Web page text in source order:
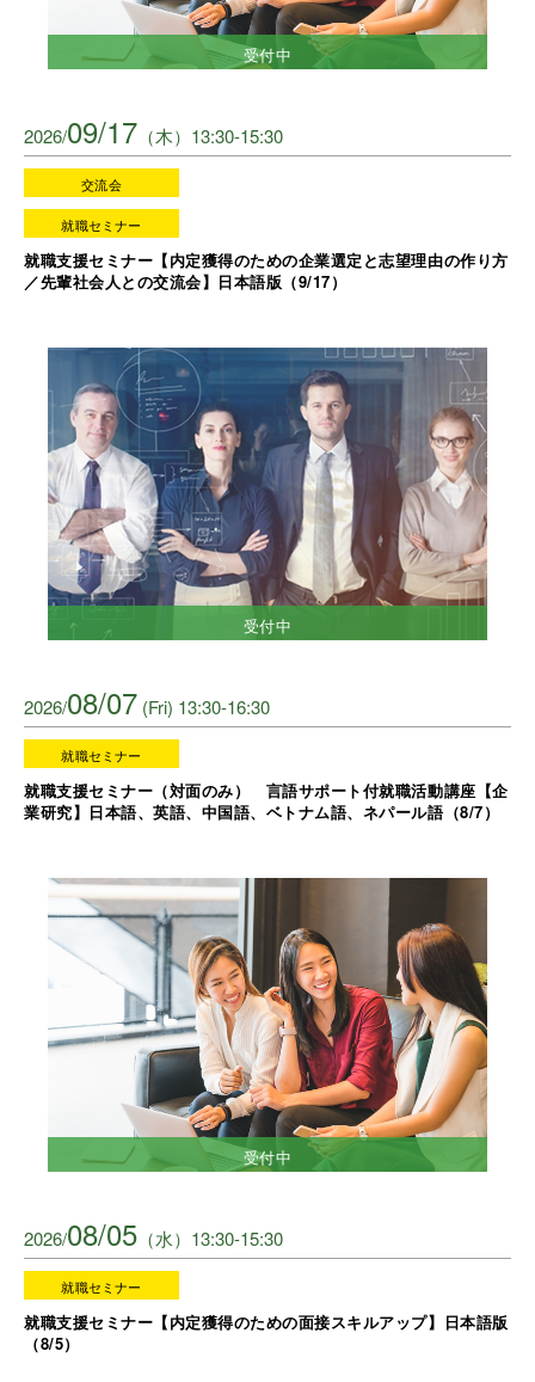
受付中
2026/09/17 （木）13:30-15:30
交流会
就職セミナー
就職支援セミナー【内定獲得のための企業選定と志望理由の作り方
／先輩社会人との交流会】日本語版（9/17）
受付中
2026/08/07 (Fri) 13:30-16:30
就職セミナー
就職支援セミナー（対面のみ） 言語サポート付就職活動講座【企
業研究】日本語、英語、中国語、ベトナム語、ネパール語（8/7）
受付中
2026/08/05 （水）13:30-15:30
就職セミナー
就職支援セミナー【内定獲得のための面接スキルアップ】日本語版
（8/5）